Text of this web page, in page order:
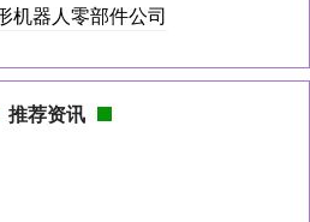
机器人零部件公司
推荐资讯